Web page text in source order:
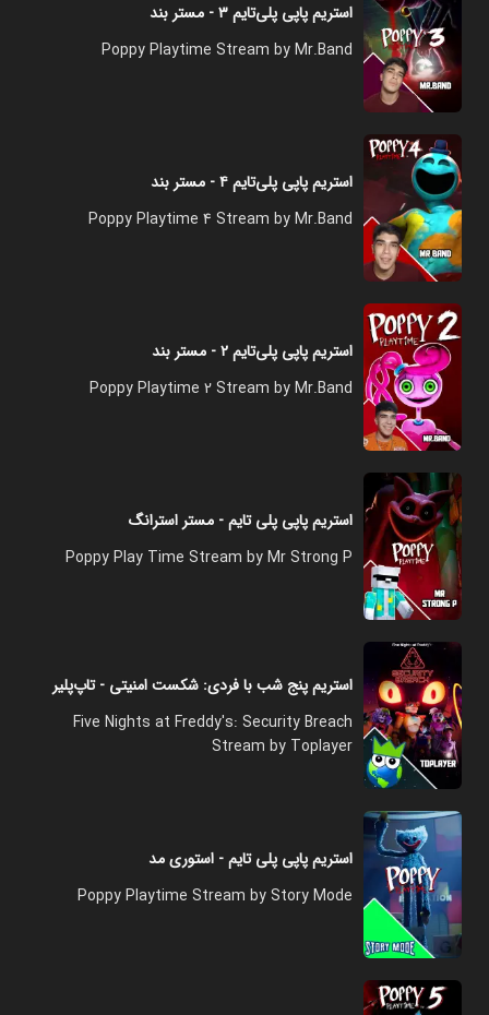
استریم پاپی پلی‌تایم ۳ - مستر بند
Poppy Playtime Stream by Mr.Band
استریم پاپی پلی‌تایم ۴ - مستر بند
Poppy Playtime 4 Stream by Mr.Band
استریم پاپی پلی‌تایم ۲ - مستر بند
Poppy Playtime 2 Stream by Mr.Band
استریم پاپی پلی تایم - مستر استرانگ
Poppy Play Time Stream by Mr Strong P
استریم پنج شب با فردی: شکست امنیتی - تاپ‌پلیر
Five Nights at Freddy's: Security Breach
Stream by Toplayer
استریم پاپی پلی تایم - استوری مد
Poppy Playtime Stream by Story Mode